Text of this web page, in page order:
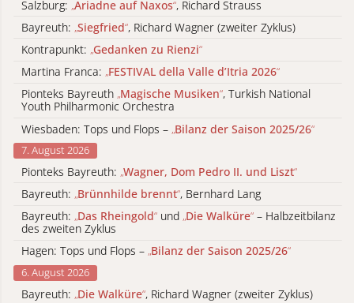
Salzburg: „Ariadne auf Naxos“, Richard Strauss
Bayreuth: „Siegfried“, Richard Wagner (zweiter Zyklus)
Kontrapunkt: „Gedanken zu Rienzi“
Martina Franca: „FESTIVAL della Valle d’Itria 2026“
Pionteks Bayreuth „Magische Musiken“, Turkish National
Youth Philharmonic Orchestra
Wiesbaden: Tops und Flops – „Bilanz der Saison 2025/26“
7. August 2026
Pionteks Bayreuth: „Wagner, Dom Pedro II. und Liszt“
Bayreuth: „Brünnhilde brennt“, Bernhard Lang
Bayreuth: „Das Rheingold“ und „Die Walküre“ – Halbzeitbilanz
des zweiten Zyklus
Hagen: Tops und Flops – „Bilanz der Saison 2025/26“
6. August 2026
Bayreuth: „Die Walküre“, Richard Wagner (zweiter Zyklus)